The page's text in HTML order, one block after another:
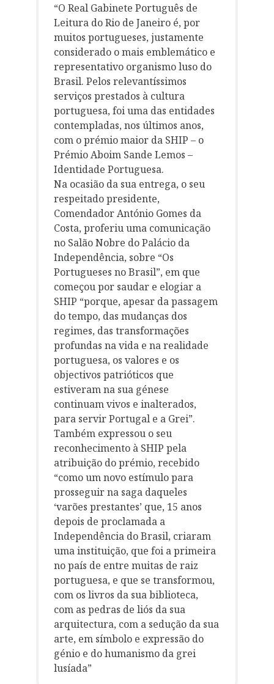
“O Real Gabinete Português de
Leitura do Rio de Janeiro é, por
muitos portugueses, justamente
considerado o mais emblemático e
representativo organismo luso do
Brasil. Pelos relevantíssimos
serviços prestados à cultura
portuguesa, foi uma das entidades
contempladas, nos últimos anos,
com o prémio maior da SHIP – o
Prémio Aboim Sande Lemos –
Identidade Portuguesa.
Na ocasião da sua entrega, o seu
respeitado presidente,
Comendador António Gomes da
Costa, proferiu uma comunicação
no Salão Nobre do Palácio da
Independência, sobre “Os
Portugueses no Brasil”, em que
começou por saudar e elogiar a
SHIP “porque, apesar da passagem
do tempo, das mudanças dos
regimes, das transformações
profundas na vida e na realidade
portuguesa, os valores e os
objectivos patrióticos que
estiveram na sua génese
continuam vivos e inalterados,
para servir Portugal e a Grei”.
Também expressou o seu
reconhecimento à SHIP pela
atribuição do prémio, recebido
“como um novo estímulo para
prosseguir na saga daqueles
‘varões prestantes’ que, 15 anos
depois de proclamada a
Independência do Brasil, criaram
uma instituição, que foi a primeira
no país de entre muitas de raiz
portuguesa, e que se transformou,
com os livros da sua biblioteca,
com as pedras de liós da sua
arquitectura, com a sedução da sua
arte, em símbolo e expressão do
génio e do humanismo da grei
lusíada”